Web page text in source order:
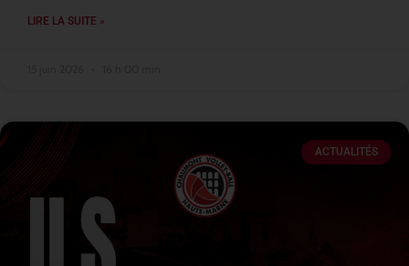
LIRE LA SUITE »
ACTUALITÉS